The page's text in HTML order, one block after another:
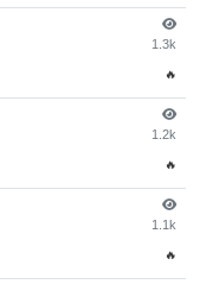
1.3k
🔥
1.2k
🔥
1.1k
🔥